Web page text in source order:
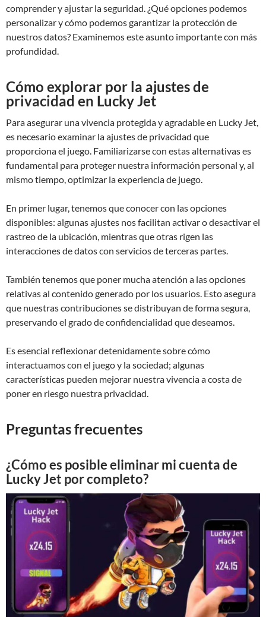
comprender y ajustar la seguridad. ¿Qué opciones podemos
personalizar y cómo podemos garantizar la protección de
nuestros datos? Examinemos este asunto importante con más
profundidad.
Cómo explorar por la ajustes de
privacidad en Lucky Jet
Para asegurar una vivencia protegida y agradable en Lucky Jet,
es necesario examinar la ajustes de privacidad que
proporciona el juego. Familiarizarse con estas alternativas es
fundamental para proteger nuestra información personal y, al
mismo tiempo, optimizar la experiencia de juego.
En primer lugar, tenemos que conocer con las opciones
disponibles: algunas ajustes nos facilitan activar o desactivar el
rastreo de la ubicación, mientras que otras rigen las
interacciones de datos con servicios de terceras partes.
También tenemos que poner mucha atención a las opciones
relativas al contenido generado por los usuarios. Esto asegura
que nuestras contribuciones se distribuyan de forma segura,
preservando el grado de confidencialidad que deseamos.
Es esencial reflexionar detenidamente sobre cómo
interactuamos con el juego y la sociedad; algunas
características pueden mejorar nuestra vivencia a costa de
poner en riesgo nuestra privacidad.
Preguntas frecuentes
¿Cómo es posible eliminar mi cuenta de
Lucky Jet por completo?